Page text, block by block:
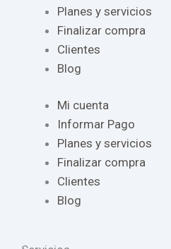
Planes y servicios
Finalizar compra
Clientes
Blog
Mi cuenta
Informar Pago
Planes y servicios
Finalizar compra
Clientes
Blog